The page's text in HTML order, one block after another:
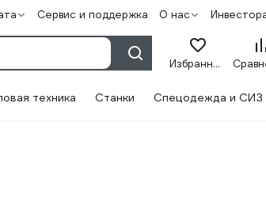
Сервис и поддержка О нас
Избранное
техника Станки Спецодежда и СИЗ